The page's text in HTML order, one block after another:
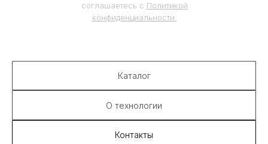
соглашаетесь c Политикой
конфиденциальности.
Каталог
О технологии
Контакты